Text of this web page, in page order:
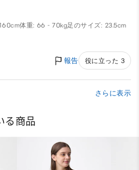
体重: 66 - 70kg足のサイズ: 23.5cm
報告 役に立った 3
さらに表示
る商品